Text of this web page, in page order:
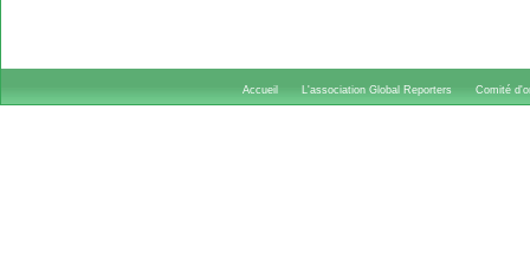
Accueil L'association Global Reporters Comité